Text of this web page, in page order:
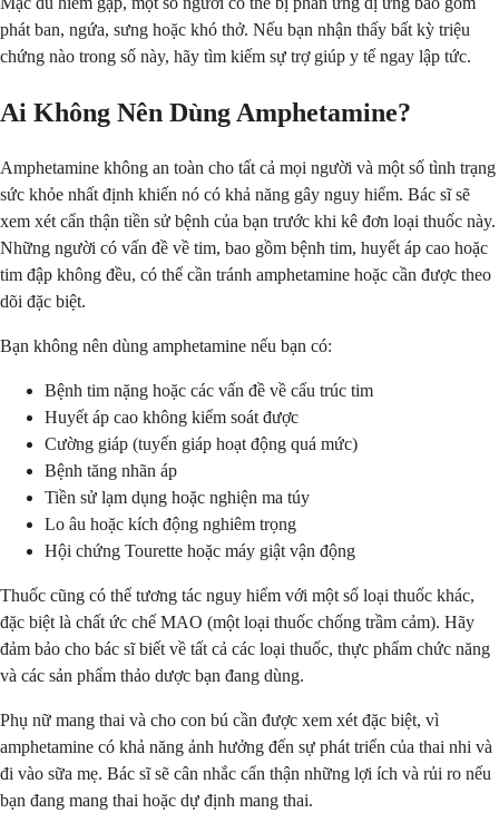
phát ban, ngứa, sưng hoặc khó thở. Nếu bạn nhận thấy bất kỳ triệu
chứng nào trong số này, hãy tìm kiếm sự trợ giúp y tế ngay lập tức.
Ai Không Nên Dùng Amphetamine?
Amphetamine không an toàn cho tất cả mọi người và một số tình trạng
sức khỏe nhất định khiến nó có khả năng gây nguy hiểm. Bác sĩ sẽ
xem xét cẩn thận tiền sử bệnh của bạn trước khi kê đơn loại thuốc này.
Những người có vấn đề về tim, bao gồm bệnh tim, huyết áp cao hoặc
tim đập không đều, có thể cần tránh amphetamine hoặc cần được theo
dõi đặc biệt.
Bạn không nên dùng amphetamine nếu bạn có:
Bệnh tim nặng hoặc các vấn đề về cấu trúc tim
Huyết áp cao không kiểm soát được
Cường giáp (tuyến giáp hoạt động quá mức)
Bệnh tăng nhãn áp
Tiền sử lạm dụng hoặc nghiện ma túy
Lo âu hoặc kích động nghiêm trọng
Hội chứng Tourette hoặc máy giật vận động
Thuốc cũng có thể tương tác nguy hiểm với một số loại thuốc khác,
đặc biệt là chất ức chế MAO (một loại thuốc chống trầm cảm). Hãy
đảm bảo cho bác sĩ biết về tất cả các loại thuốc, thực phẩm chức năng
và các sản phẩm thảo dược bạn đang dùng.
Phụ nữ mang thai và cho con bú cần được xem xét đặc biệt, vì
amphetamine có khả năng ảnh hưởng đến sự phát triển của thai nhi và
đi vào sữa mẹ. Bác sĩ sẽ cân nhắc cẩn thận những lợi ích và rủi ro nếu
bạn đang mang thai hoặc dự định mang thai.